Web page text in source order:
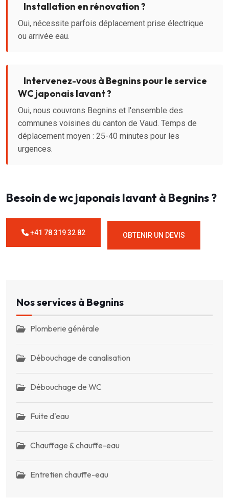
Installation en rénovation ?
Oui, nécessite parfois déplacement prise électrique
ou arrivée eau.
Intervenez-vous à Begnins pour le service
WC japonais lavant ?
Oui, nous couvrons Begnins et l'ensemble des
communes voisines du canton de Vaud. Temps de
déplacement moyen : 25-40 minutes pour les
urgences.
Besoin de wc japonais lavant à Begnins ?
+41 78 319 32 82 OBTENIR UN DEVIS
Nos services à Begnins
Plomberie générale
Débouchage de canalisation
Débouchage de WC
Fuite d'eau
Chauffage & chauffe-eau
Entretien chauffe-eau